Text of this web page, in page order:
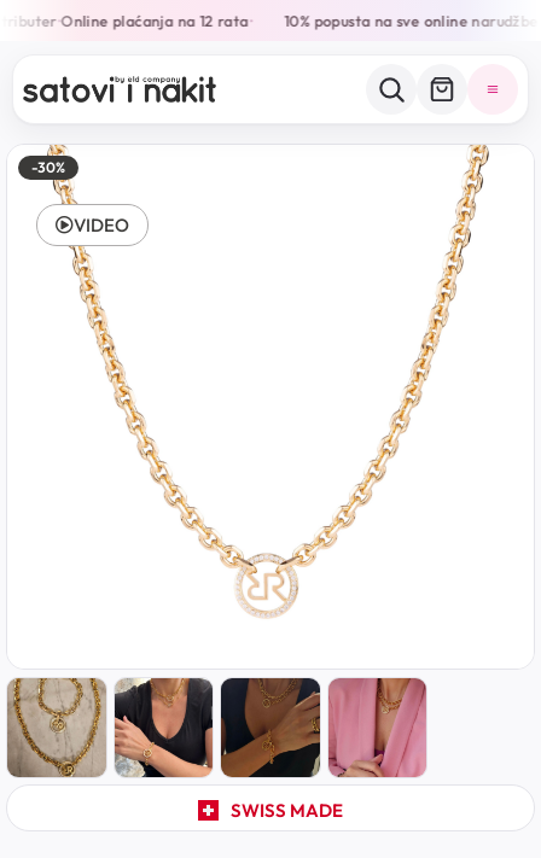
•Online plaćanja na 12 rata• 10% popusta na sve online narudžbe
-30%
SWISS MADE
VIDEO